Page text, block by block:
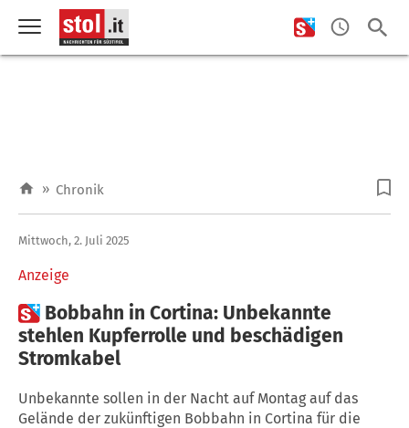
» Chronik
Anzeige
Mittwoch, 2. Juli 2025
 Bobbahn in Cortina: Unbekannte
stehlen Kupferrolle und beschädigen
Stromkabel
Unbekannte sollen in der Nacht auf Montag auf das
Gelände der zukünftigen Bobbahn in Cortina für die